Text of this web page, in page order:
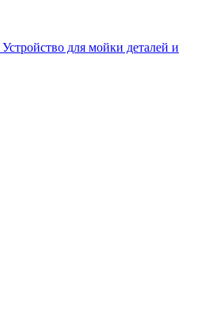
Устройство для мойки деталей и